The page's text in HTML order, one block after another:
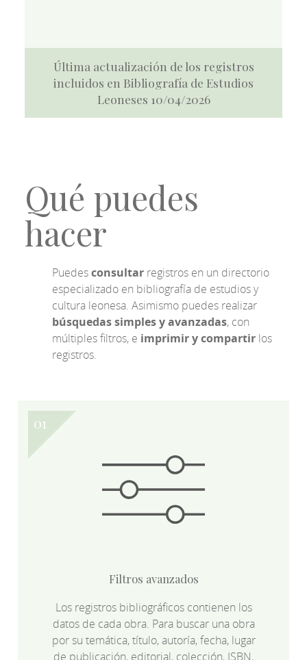
Última actualización de los registros
incluidos en Bibliografía de Estudios
Leoneses 10/04/2026
Qué puedes
hacer
Puedesconsultar registros en un directorio
especializado en bibliografía de estudios y
cultura leonesa. Asimismo puedes realizar
búsquedas simples y avanzadas, con
múltiples filtros, e imprimir y compartir los
registros.
Filtros avanzados
Los registros bibliográficos contienen los
datos de cada obra. Para buscar una obra
por su temática, título, autoría, fecha, lugar
de publicación, editorial, colección, ISBN,